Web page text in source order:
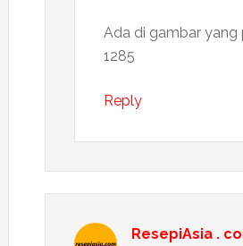
Ada di gambar yang
1285
Reply
ResepiAsia .